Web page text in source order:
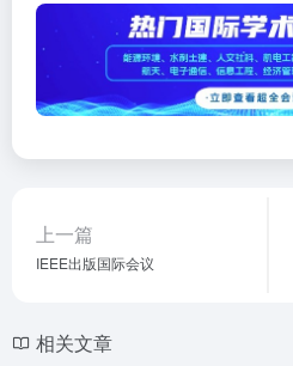
上一篇
IEEE出版国际会议
相关文章